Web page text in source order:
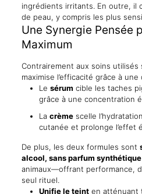
ingrédients irritants. En outre, il
de peau, y compris les plus
Une Synergie Pensée
Maximum
Contrairement aux soins utilisés
maximise l’efficacité grâce à
Le sérum cible les taches
grâce à une concentration
La crèmescelle
cutanée et prolonge l’effet
De plus, les deux formules sont
alcool, sans parfum synthétique
animaux—offrant performance,
seul rituel.
Unifie le teinten atténuant